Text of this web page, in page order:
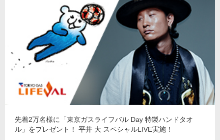
先着2万名様に「東京ガスライフバル Day 特製ハンドタオ
ル」をプレゼント！ 平井 大 スペシャルLIVE実施！